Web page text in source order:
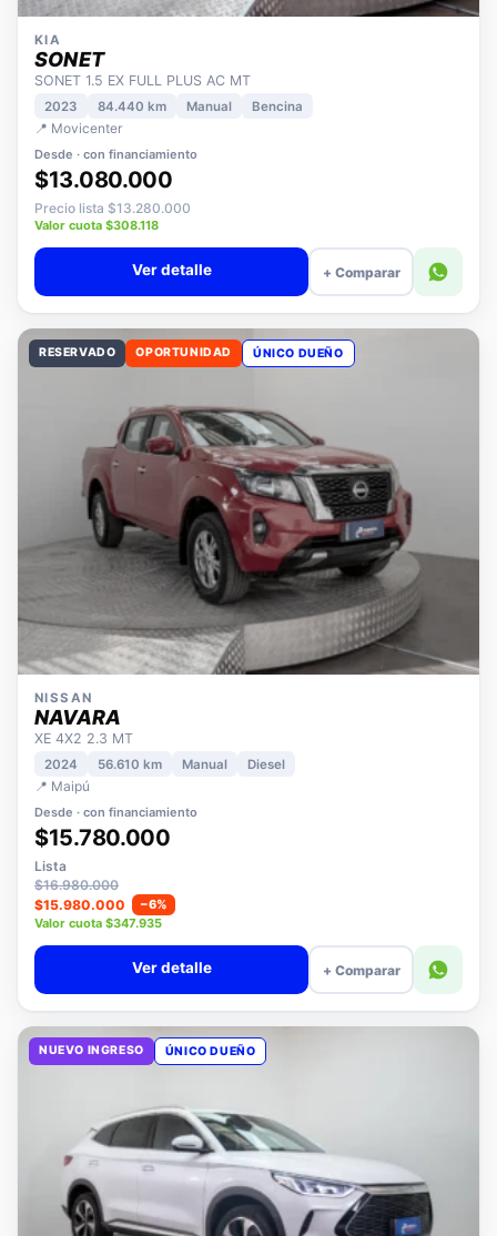
KIA
SONET
SONET 1.5 EX FULL PLUS AC MT
2023 84.440 km
📍 Movicenter
Desde · con financiamiento
$13.080.000
Precio lista $13.280.000
Valor cuota $308.118
+ Comparar
RESERVADO OPORTUNIDAD
NISSAN
NAVARA
XE 4X2 2.3 MT
2024
📍 Maipú
Desde · con financiamiento
$15.780.000
Lista
$16.980.000
$15.980.000
−6%
Valor cuota $347.935
+ Comparar
NUEVO INGRESO